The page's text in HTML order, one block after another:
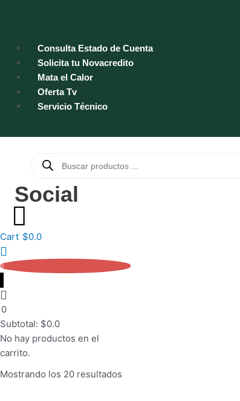
Consulta Estado de Cuenta
Solicita tu Novacredito
Mata el Calor
Oferta Tv
Servicio Técnico
productos
Social
Cart $0.0
0
0
Subtotal: $0.0
No hay productos en el
carrito.
Mostrando los 20 resultados